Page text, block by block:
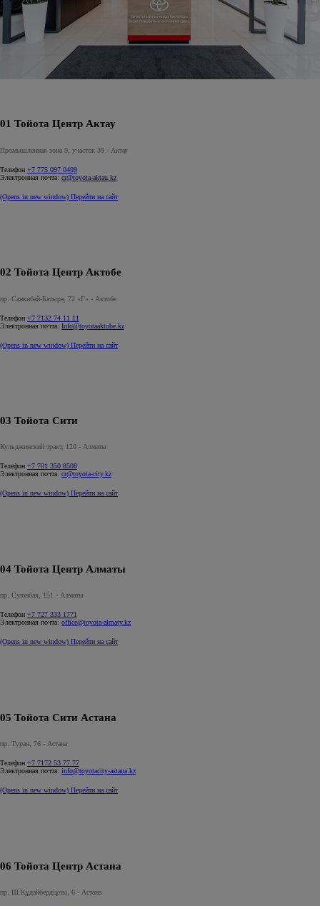
01 Тойота Центр Актау
Промышленная зона 9, участок 39 - Актау
Телефон +7 775 097 0409
Электронная почта: cr@toyota-aktau.kz
(Opens in new window) Перейти на сайт
02 Тойота Центр Актобе
пр. Санкибай-Батыра, 72 «Г» - Актобе
Телефон +7 7132 74 11 11
Электронная почта: Info@toyotaaktobe.kz
(Opens in new window) Перейти на сайт
03 Тойота Сити
Кульджинский тракт, 120 - Алматы
Телефон +7 701 350 8508
Электронная почта: cr@toyota-city.kz
(Opens in new window) Перейти на сайт
04 Тойота Центр Алматы
пр. Суюнбая, 151 - Алматы
Телефон +7 727 333 1771
Электронная почта: office@toyota-almaty.kz
(Opens in new window) Перейти на сайт
05 Тойота Сити Астана
пр. Туран, 76 - Астана
Телефон +7 7172 53 77 77
Электронная почта: info@toyotacity-astana.kz
(Opens in new window) Перейти на сайт
06 Тойота Центр Астана
пр. Ш.Құдайбердіұлы, 6 - Астана